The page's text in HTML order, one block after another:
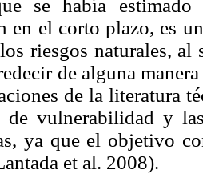
se había estimado
en el corto plazo, es
riesgos naturales,
de alguna
de la literatura
de vulnerabilidad y
ya que el objetivo
et al. 2008).